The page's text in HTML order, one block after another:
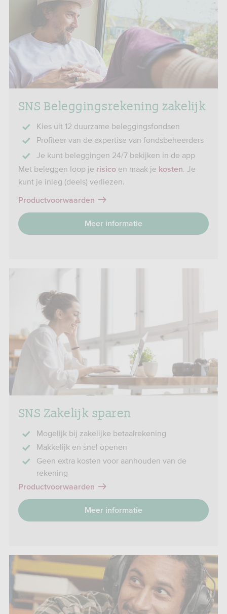
SNS Beleggingsrekening zakelijk
Kies uit 12 duurzame beleggingsfondsen
Profiteer van de expertise van fondsbeheerders
Je kunt beleggingen 24/7 bekijken in de app
Met beleggen loop je risico en maak je kosten. Je
kunt je inleg (deels) verliezen.
Productvoorwaarden
Meer informatie
SNS Zakelijk sparen
Mogelijk bij zakelijke betaalrekening
Makkelijk en snel openen
Geen extra kosten voor aanhouden van de
rekening
Productvoorwaarden
Meer informatie